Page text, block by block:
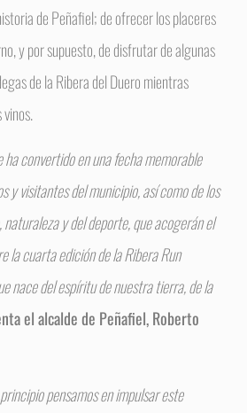
de Peñafiel; de ofrecer los placeres
y por supuesto, de disfrutar de algunas
de la Ribera del Duero mientras
ha convertido en una fecha memorable
y visitantes del municipio, así como de los
y del deporte, que acogerán el
la cuarta edición de la Ribera Run
nace del espíritu de nuestra tierra, de la
el alcalde de Peñafiel, Roberto
principio pensamos en impulsar este